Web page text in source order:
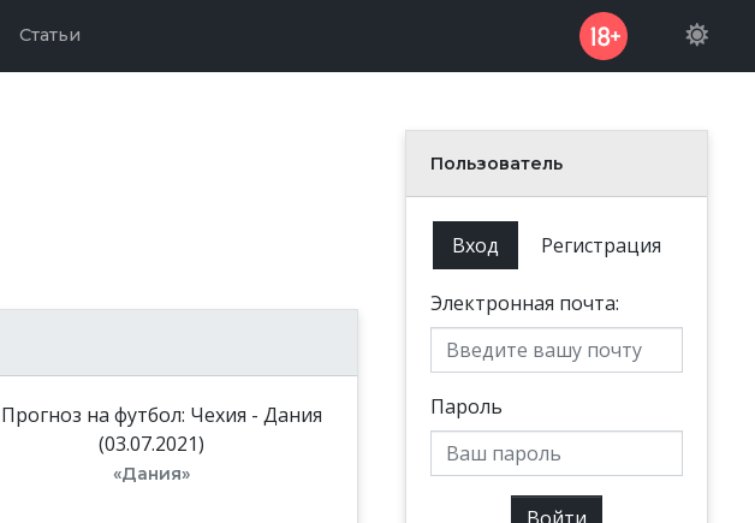
Статьи
«Дания»
Пользователь
Вход Регистрация
Электронная почта:
Пароль